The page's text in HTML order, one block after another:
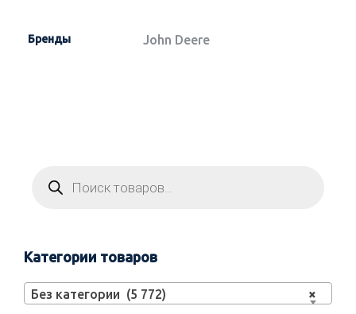
Бренды John Deere
Категории товаров
×
Без категории (5 772)